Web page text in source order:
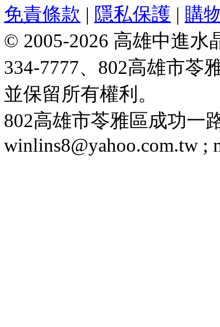
免責條款 | 隱私保護 | 購
© 2005-2026 高雄中進水
334-7777、802高雄市苓
並保留所有權利。
802高雄市苓雅區成功一
winlins8@yahoo.com.tw ;